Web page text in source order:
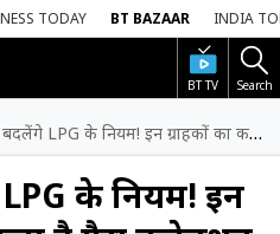
TODAY BT BAZAAR INDIA
BT TV Search
के नियम! इन ग्राहकों का कट सकता है गैस कनेक्शन, जानिए नया नियम
के नियम! इन